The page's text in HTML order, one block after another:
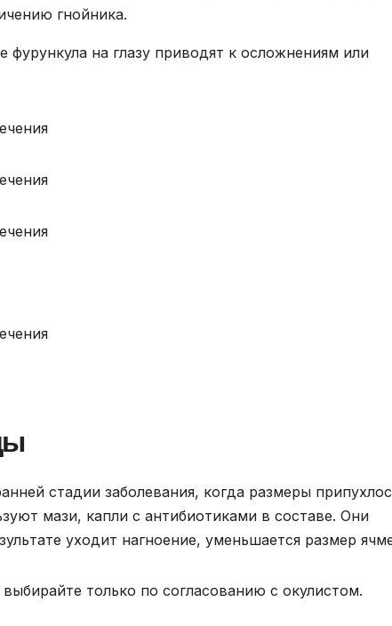
гнойника.
на глазу приводят к осложнениям или
стадии заболевания, когда размеры
мази, капли с антибиотиками в составе. Они
уходит нагноение, уменьшается размер
только по согласованию с окулистом.